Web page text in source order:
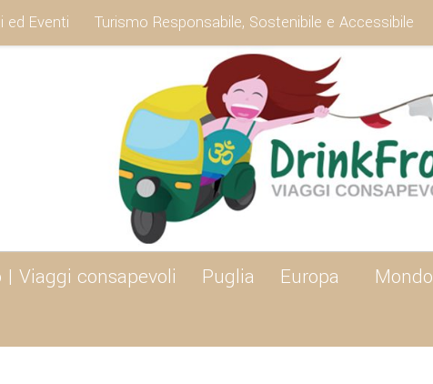
ed Eventi Turismo Responsabile, Sostenibile e Accessibile
| Viaggi consapevoli Puglia Europa Mondo